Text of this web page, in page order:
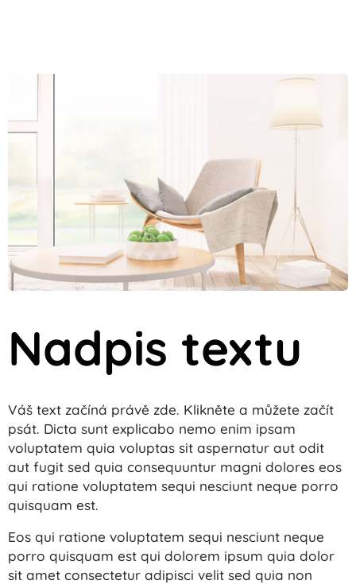
Nadpis textu
Váš text začíná právě zde. Klikněte a můžete začít
psát. Dicta sunt explicabo nemo enim ipsam
voluptatem quia voluptas sit aspernatur aut odit
aut fugit sed quia consequuntur magni dolores eos
qui ratione voluptatem sequi nesciunt neque porro
quisquam est.
Eos qui ratione voluptatem sequi nesciunt neque
porro quisquam est qui dolorem ipsum quia dolor
sit amet consectetur adipisci velit sed quia non